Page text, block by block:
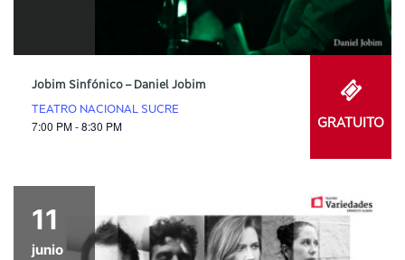
Jobim Sinfónico – Daniel Jobim
TEATRO NACIONAL SUCRE
7:00 PM - 8:30 PM GRATUITO
11
junio